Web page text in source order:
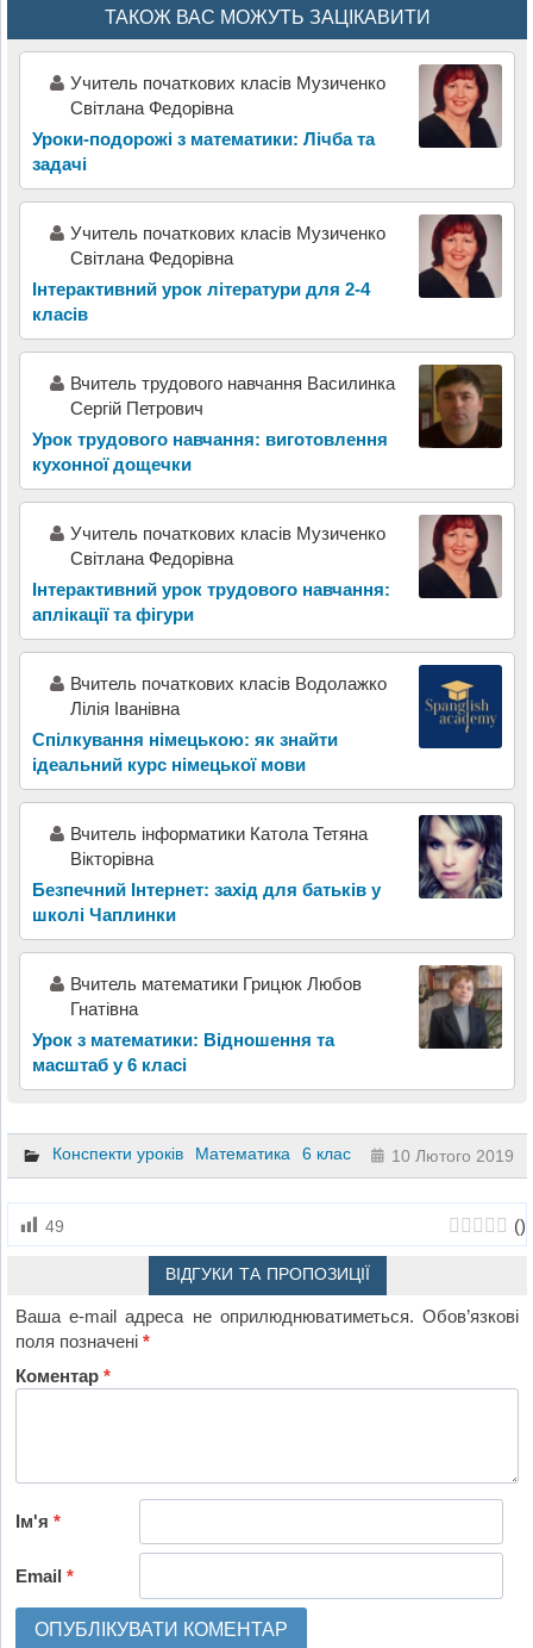
ТАКОЖ ВАС МОЖУТЬ ЗАЦІКАВИТИ
Учитель початкових класів Музиченко
Світлана Федорівна
Уроки-подорожі з математики: Лічба та
задачі
Учитель початкових класів Музиченко
Світлана Федорівна
Інтерактивний урок літератури для 2-4
класів
Вчитель трудового навчання Василинка
Сергій Петрович
Урок трудового навчання: виготовлення
кухонної дощечки
Учитель початкових класів Музиченко
Світлана Федорівна
Інтерактивний урок трудового навчання:
аплікації та фігури
Вчитель початкових класів Водолажко
Лілія Іванівна
Спілкування німецькою: як знайти
ідеальний курс німецької мови
Вчитель інформатики Катола Тетяна
Вікторівна
Безпечний Інтернет: захід для батьків у
школі Чаплинки
Вчитель математики Грицюк Любов
Гнатівна
Урок з математики: Відношення та
масштаб у 6 класі
Конспекти уроків Математика 6 клас 10 Лютого 2019
49 ()
ВІДГУКИ ТА ПРОПОЗИЦІЇ
Ваша e-mail адреса не оприлюднюватиметься. Обов’язкові
поля позначені*
Коментар*
Ім'я*
Email*